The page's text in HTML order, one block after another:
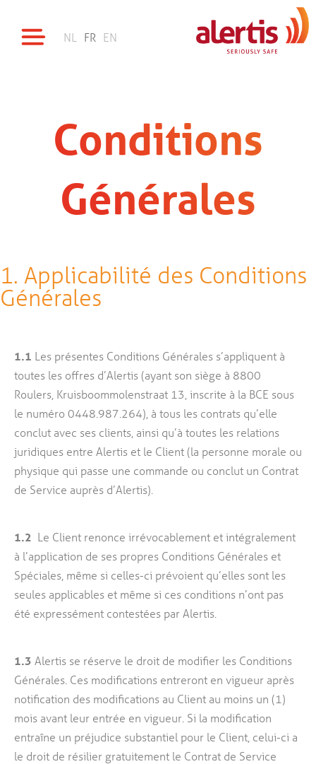
NL FR EN
Conditions
Générales
1. Applicabilité des Conditions
Générales
1.1 Les présentes Conditions Générales s’appliquent à
toutes les offres d’Alertis (ayant son siège à 8800
Roulers, Kruisboommolenstraat 13, inscrite à la BCE sous
le numéro 0448.987.264), à tous les contrats qu’elle
conclut avec ses clients, ainsi qu’à toutes les relations
juridiques entre Alertis et le Client (la personne morale ou
physique qui passe une commande ou conclut un Contrat
de Service auprès d’Alertis).
1.2 Le Client renonce irrévocablement et intégralement
à l’application de ses propres Conditions Générales et
Spéciales, même si celles-ci prévoient qu’elles sont les
seules applicables et même si ces conditions n’ont pas
été expressément contestées par Alertis.
1.3 Alertis se réserve le droit de modifier les Conditions
Générales. Ces modifications entreront en vigueur après
notification des modifications au Client au moins un (1)
mois avant leur entrée en vigueur. Si la modification
entraîne un préjudice substantiel pour le Client, celui-ci a
le droit de résilier gratuitement le Contrat de Service